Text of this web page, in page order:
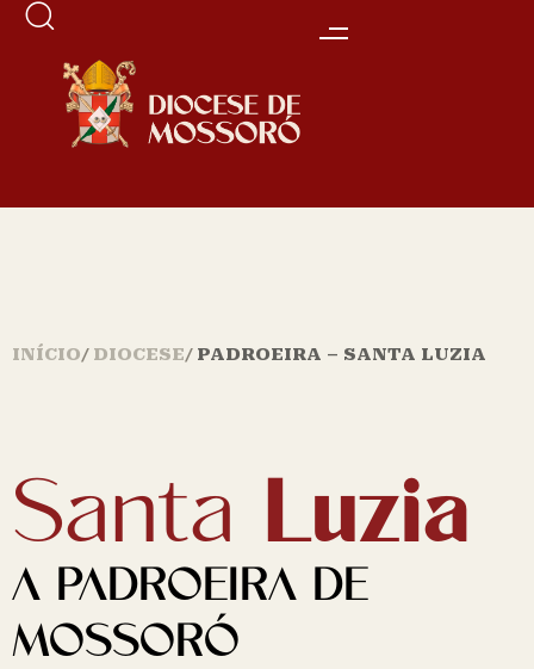
INÍCIO DIOCESE PADROEIRA – SANTA LUZIA
Santa Luzia
A PADROEIRA DE
MOSSORÓ